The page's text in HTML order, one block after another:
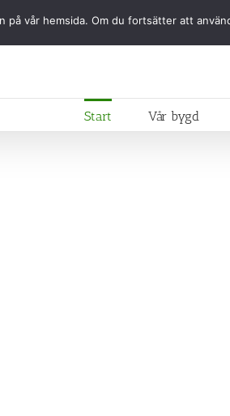
Start Vår bygd
vår hemsida. Om du fortsätter att